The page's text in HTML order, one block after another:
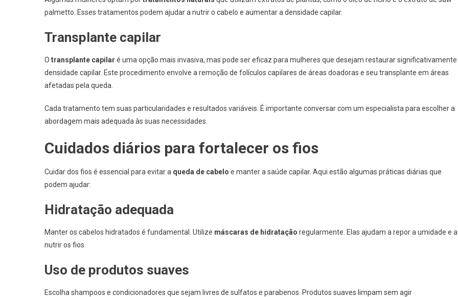
palmetto. Esses tratamentos podem ajudar a nutrir o cabelo e aumentar a densidade capilar.
Transplante capilar
O transplante capilar é uma opção mais invasiva, mas pode ser eficaz para mulheres que desejam restaurar significativamente
densidade capilar. Este procedimento envolve a remoção de folículos capilares de áreas doadoras e seu transplante em áreas
afetadas pela queda.
Cada tratamento tem suas particularidades e resultados variáveis. É importante conversar com um especialista para escolher a
abordagem mais adequada às suas necessidades.
Cuidados diários para fortalecer os fios
Cuidar dos fios é essencial para evitar a queda de cabelo e manter a saúde capilar. Aqui estão algumas práticas diárias que
podem ajudar:
Hidratação adequada
Manter os cabelos hidratados é fundamental. Utilize máscaras de hidratação regularmente. Elas ajudam a repor a umidade e a
nutrir os fios.
Uso de produtos suaves
Escolha shampoos e condicionadores que sejam livres de sulfatos e parabenos. Produtos suaves limpam sem agir